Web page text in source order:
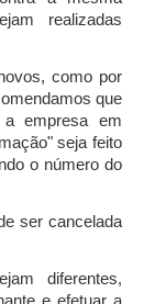
realizadas
como por
que
empresa em
seja feito
o número do
ser cancelada
diferentes,